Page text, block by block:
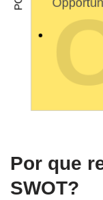
Por que
SWOT?